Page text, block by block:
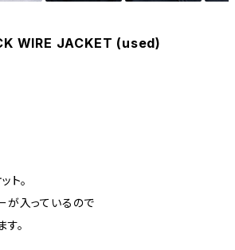
WIRE JACKET (used)
ト。
が入っているので
。